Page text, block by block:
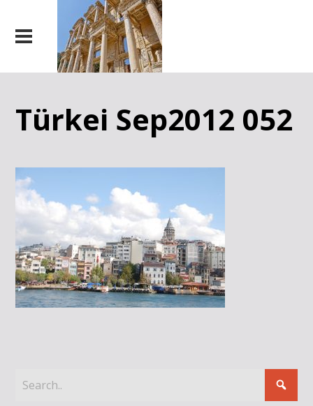
Türkei Sep2012 052